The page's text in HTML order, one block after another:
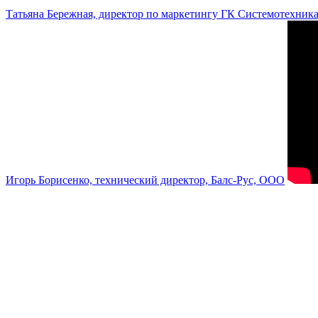
Татьяна Бережная, директор по маркетингу ГК Системотехника
Игорь Борисенко, технический директор, Балс-Рус, ООО